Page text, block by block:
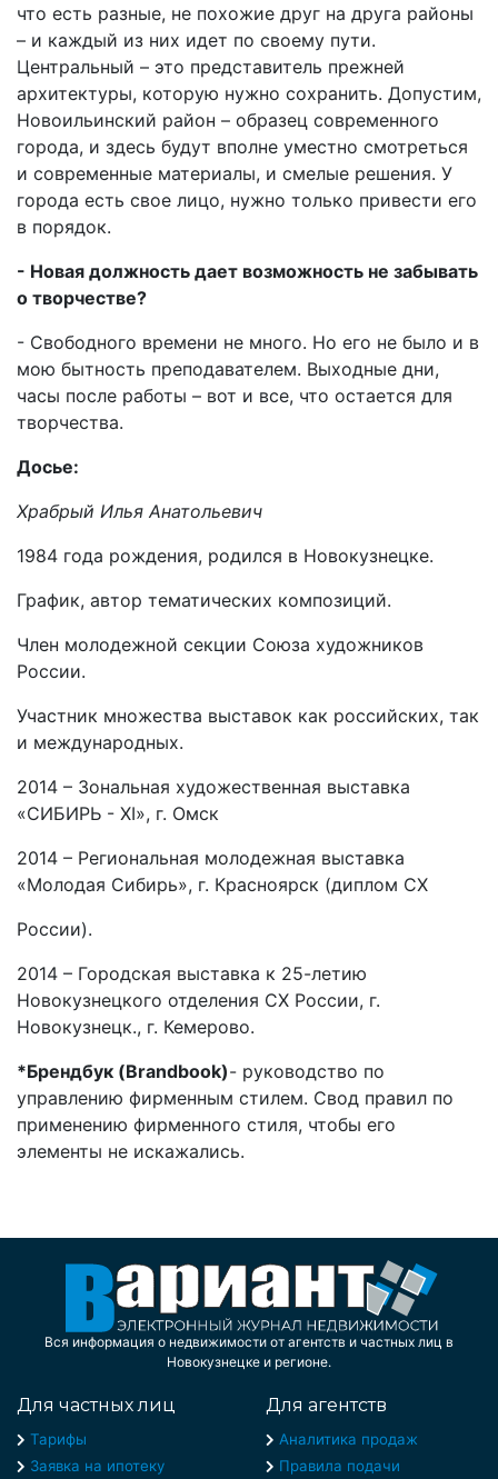
что есть разные, не похожие друг на друга районы
– и каждый из них идет по своему пути.
Центральный – это представитель прежней
архитектуры, которую нужно сохранить. Допустим,
Новоильинский район – образец современного
города, и здесь будут вполне уместно смотреться
и современные материалы, и смелые решения. У
города есть свое лицо, нужно только привести его
в порядок.
- Новая должность дает возможность не забывать
о творчестве?
- Свободного времени не много. Но его не было и в
мою бытность преподавателем. Выходные дни,
часы после работы – вот и все, что остается для
творчества.
Досье:
Храбрый Илья Анатольевич
1984 года рождения, родился в Новокузнецке.
График, автор тематических композиций.
Член молодежной секции Союза художников
России.
Участник множества выставок как российских, так
и международных.
2014 – Зональная художественная выставка
«СИБИРЬ - XI», г. Омск
2014 – Региональная молодежная выставка
«Молодая Сибирь», г. Красноярск (диплом СХ
России).
2014 – Городская выставка к 25-летию
Новокузнецкого отделения СХ России, г.
Новокузнецк., г. Кемерово.
*Брендбук (Brandbook)- руководство по
управлению фирменным стилем. Свод правил по
применению фирменного стиля, чтобы его
элементы не искажались.
Вся информация о недвижимости от агентств и частных лиц в
Новокузнецке и регионе.
Для частных лиц
Тарифы
Заявка на ипотеку
Для агентств
Аналитика продаж
Правила подачи